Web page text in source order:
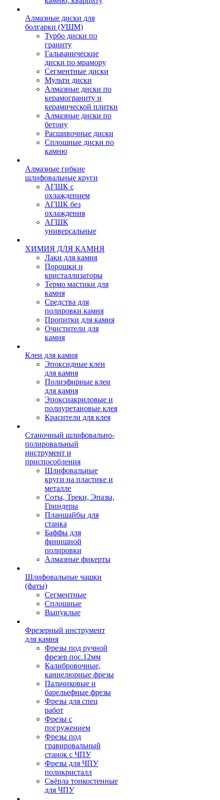
Алмазные диски для
болгарки (УШМ)
Турбо диски по
граниту
Гальванические
диски по мрамору
Сегментные диски
Мульти диски
Алмазные диски по
керамограниту и
керамической плитки
Алмазные диски по
бетону
Расшивочные диски
Сплошные диски по
камню
Алмазные гибкие
шлифовальные круги
АГШК с
охлаждением
АГШК без
охлаждения
АГШК
универсальные
ХИМИЯ ДЛЯ КАМНЯ
Лаки для камня
Порошки и
кристаллизаторы
Термо мастики для
камня
Средства для
полировки камня
Пропитки для камня
Очистители для
камня
Клеи для камня
Эпоксидные клеи
для камня
Полиэфирные клеи
для камня
Эпоксиакриловые и
полиуретановые клея
Красители для клея
Станочный шлифовально-
полировальный
инструмент и
приспособления
Шлифовальные
круги на пластике и
металле
Соты, Треки, Эпазы,
Гриндеры
Планшайбы для
станка
Баффы для
финишной
полировки
Алмазные фикерты
Шлифовальные чашки
(фаты)
Сегментные
Сплошные
Выпуклые
Фрезерный инструмент
для камня
Фрезы под ручной
фрезер пос.12мм
Калибровочные,
каннелюрные фрезы
Пальчиковые и
барельефные фрезы
Фрезы для спец
работ
Фрезы с
погружением
Фрезы под
гравировальный
станок с ЧПУ
Фрезы для ЧПУ
поликристалл
Свёрла тонкостенные
для ЧПУ